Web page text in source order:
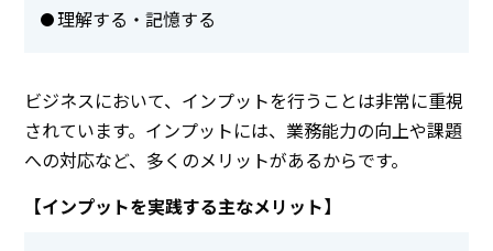
理解する・記憶する
ビジネスにおいて、インプットを行うことは非常に重視
されています。インプットには、業務能力の向上や課題
への対応など、多くのメリットがあるからです。
【インプットを実践する主なメリット】